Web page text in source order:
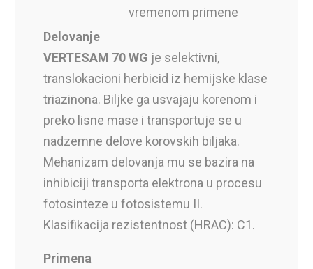
vremenom primene
Delovanje
VERTESAM 70 WG je selektivni,
translokacioni herbicid iz hemijske klase
triazinona. Biljke ga usvajaju korenom i
preko lisne mase i transportuje se u
nadzemne delove korovskih biljaka.
Mehanizam delovanja mu se bazira na
inhibiciji transporta elektrona u procesu
fotosinteze u fotosistemu II.
Klasifikacija rezistentnost (HRAC): C1.
Primena